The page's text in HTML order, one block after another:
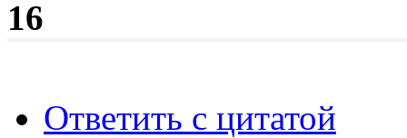
16
Ответить с цитатой